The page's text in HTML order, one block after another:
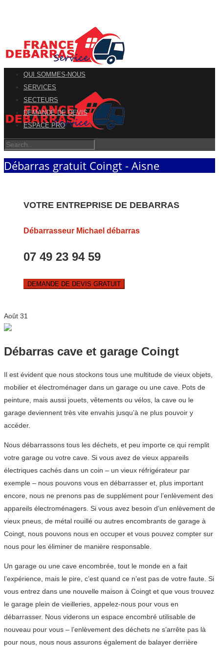
QUI SOMMES-NOUS
SERVICES
SECTEURS
DEMANDE DE DEVIS
ESPACE PRO
Débarras gratuit Coingt - Aisne
VOTRE ENTREPRISE DE DEBARRAS
Débarrasseur Michael débarras
07 49 23 94 59
DEMANDE DE DEVIS GRATUIT
Août 31
Débarras cave et garage Coingt
Il est évident que nous stockons tous une multitude de vieux objets,
mobilier et électroménager dans un garage ou une cave. Pots de
peinture, mais aussi jouets, vêtements ou vélos, la cave ou le
garage deviennent très vite envahis jusqu’à ne plus pouvoir y
accéder.
Nous débarrassons tous les déchets, et peu importe ce qui remplit
votre garage ou votre cave. Si vous avez de vieux appareils
électriques cachés dans un coin – un vieux réfrigérateur par
exemple – nous pouvons vous en débarrasser et, plus important
encore, nous ne prenons pas de supplément pour l’enlèvement des
appareils électroménagers. Si vous avez besoin d’un enlèvement de
vieux pneus, de métal rouillé ou autres encombrants de garage à
Coingt, nous pouvons nous en occuper et vous pouvez compter sur
nous pour les éliminer de manière responsable.
Un garage ou une cave encombrée, tout le monde en a fait
l’expérience, mais le pire, c’est quand ce n’est pas de votre faute. Si
vous entrez dans une nouvelle maison à Coingt et que vous trouvez
le garage plein de vieilleries, appelez-nous pour vous en
débarrasser. Nous viderons un espace encombré utilisable de
nouveau pour vous – l’enlèvement des déchets ne s’arrête pas là
pour nous, nous nous assurons également de balayer derrière